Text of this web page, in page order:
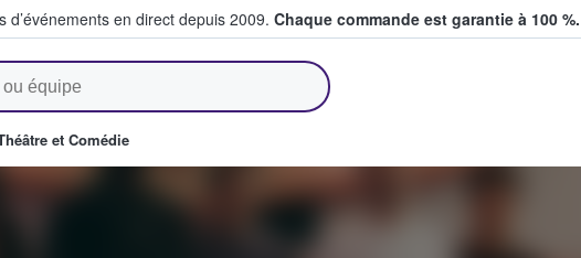
d’événements en direct depuis 2009. Chaque commande est garantie à 100 %.
et vendent des billets
et Comédie